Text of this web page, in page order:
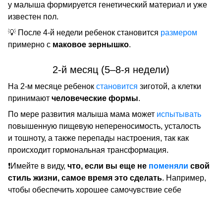
у малыша формируется генетический материал и уже
известен пол.
💡 После 4-й недели ребенок становится размером
примерно с маковое зернышко.
2-й месяц (5–8-я недели)
На 2-м месяце ребенок становится зиготой, а клетки
принимают человеческие формы.
По мере развития малыша мама может испытывать
повышенную пищевую непереносимость, усталость
и тошноту, а также перепады настроения, так как
происходит гормональная трансформация.
❗Имейте в виду, что, если вы еще не поменяли свой
стиль жизни, самое время это сделать. Например,
чтобы обеспечить хорошее самочувствие себе